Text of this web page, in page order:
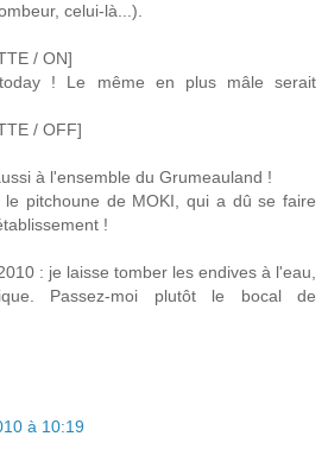
celui-là...).
/ ON]
! Le même en plus mâle serait
/ OFF]
à l'ensemble du Grumeauland !
le pitchoune de MOKI, qui a dû se faire
!
: je laisse tomber les endives à l'eau,
Passez-moi plutôt le bocal de
à 10:19